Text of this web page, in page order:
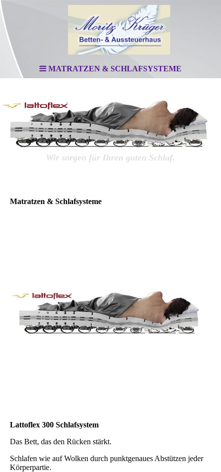
MATRATZEN & SCHLAFSYSTEME
Wir sorgen für Ihren guten Schlaf.
Matratzen & Schlafsysteme
Lattoflex 300 Schlafsystem
Das Bett, das den Rücken stärkt.
Schlafen wie auf Wolken durch punktgenaues Abstützen jeder
Körperpartie.